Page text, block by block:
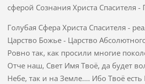
сферой Сознания Христа Спасителя -
Голубая Сфера Христа Спасителя -
Царство Божье - Царство
Ровно так, как просили многие
Отче наш, Свет Имя Твоё, да будет
Небе, так и на Земле.... Ибо Твоё